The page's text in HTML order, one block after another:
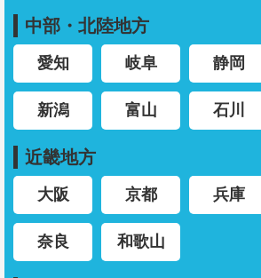
中部・北陸地方
愛知 岐阜 静岡
新潟 富山 石川
近畿地方
大阪 京都 兵庫
奈良 和歌山